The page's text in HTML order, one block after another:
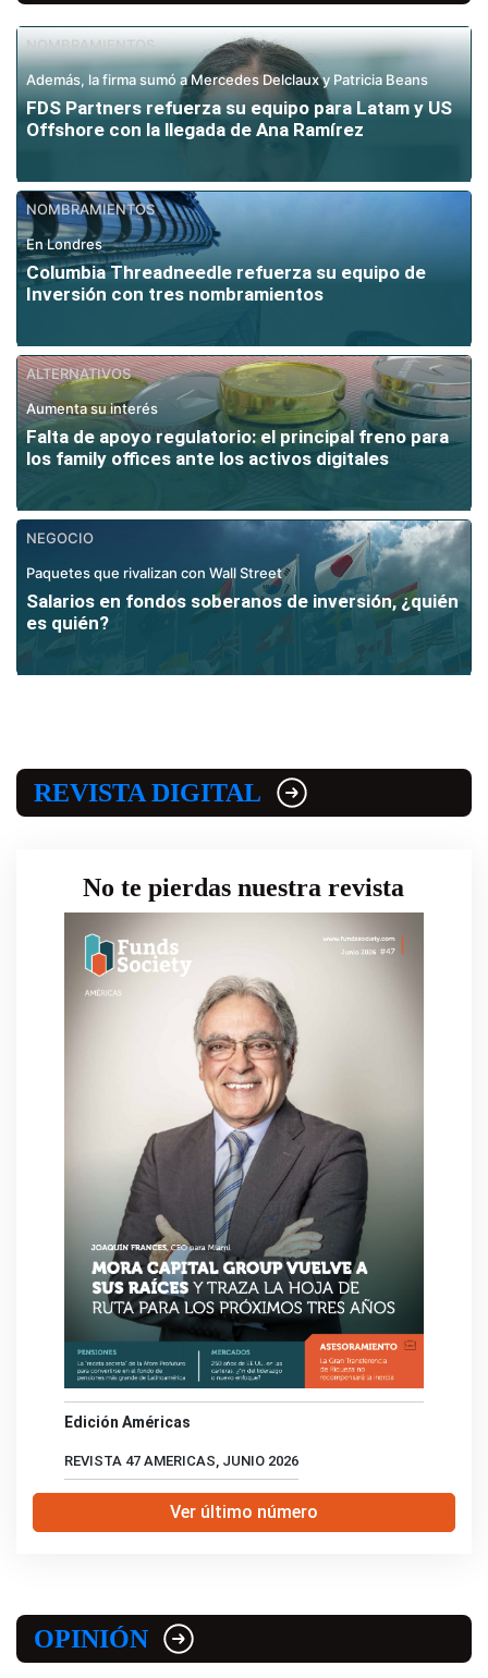
NOMBRAMIENTOS
Además, la firma sumó a Mercedes Delclaux y Patricia Beans
FDS Partners refuerza su equipo para Latam y US
Offshore con la llegada de Ana Ramírez
NOMBRAMIENTOS
En Londres
Columbia Threadneedle refuerza su equipo de
Inversión con tres nombramientos
ALTERNATIVOS
Aumenta su interés
Falta de apoyo regulatorio: el principal freno para
los family offices ante los activos digitales
NEGOCIO
Paquetes que rivalizan con Wall Street
Salarios en fondos soberanos de inversión, ¿quién
es quién?
REVISTA DIGITAL
No te pierdas nuestra revista
Edición Américas
REVISTA 47 AMERICAS, JUNIO 2026
Ver último número
OPINIÓN